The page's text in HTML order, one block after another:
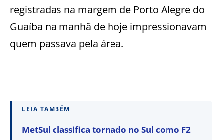
registradas na margem de Porto Alegre do
Guaíba na manhã de hoje impressionavam
quem passava pela área.
LEIA TAMBÉM
MetSul classifica tornado no Sul como F2